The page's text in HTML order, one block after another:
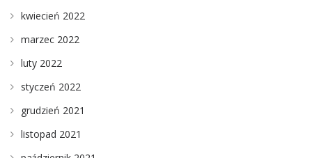
kwiecień 2022
marzec 2022
luty 2022
styczeń 2022
grudzień 2021
listopad 2021